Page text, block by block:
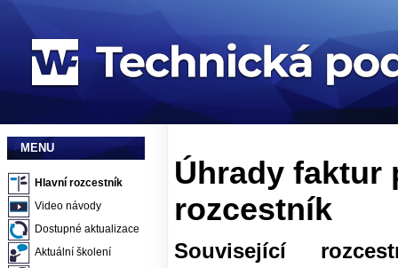
MENU
Hlavní rozcestník
Video návody
Dostupné aktualizace
Aktuální školení
Úhrady faktur
rozcestník
Související